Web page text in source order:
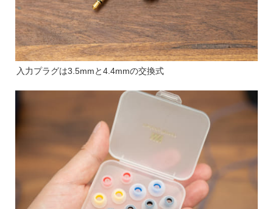
入力プラグは3.5mmと4.4mmの交換式